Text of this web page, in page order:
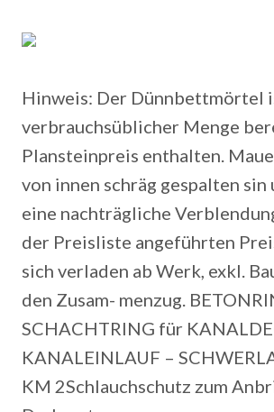
Hinweis: Der Dünnbettmörtel
verbrauchsüblicher Menge
Plansteinpreis enthalten.
von innen schräg gespalten sin
eine nachträgliche
der Preisliste angeführten
sich verladen ab Werk, exkl.
den Zusam- menzug.
SCHACHTRING für
KANALEINLAUF –
KM 2Schlauchschutz zum